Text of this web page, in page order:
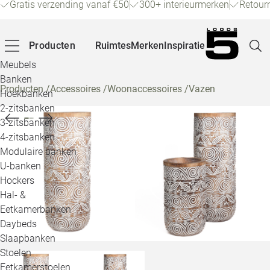
Gratis verzending vanaf €50 300+ interieurmerken
Producten
Meubels
Banken
Hoekbanken
2-zitsbanken
3-zitsbanken
4-zitsbanken
Modulaire banken
U-banken
Hockers
Hal- &
Eetkamerbanken
Daybeds
Slaapbanken
Stoelen
Eetkamerstoelen
RuimtesMerkenInspiratie
Producten/Accessoires /Woonaccessoires /Vazen